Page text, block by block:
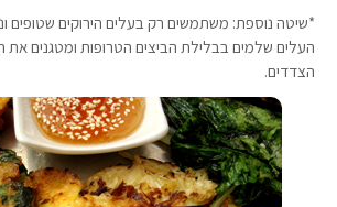
*שיטה נוספת: משתמשים רק בעלים הירוקים שטופים
העלים שלמים בבלילת הביצים הטרופות ומטגנים את
הצדדים.